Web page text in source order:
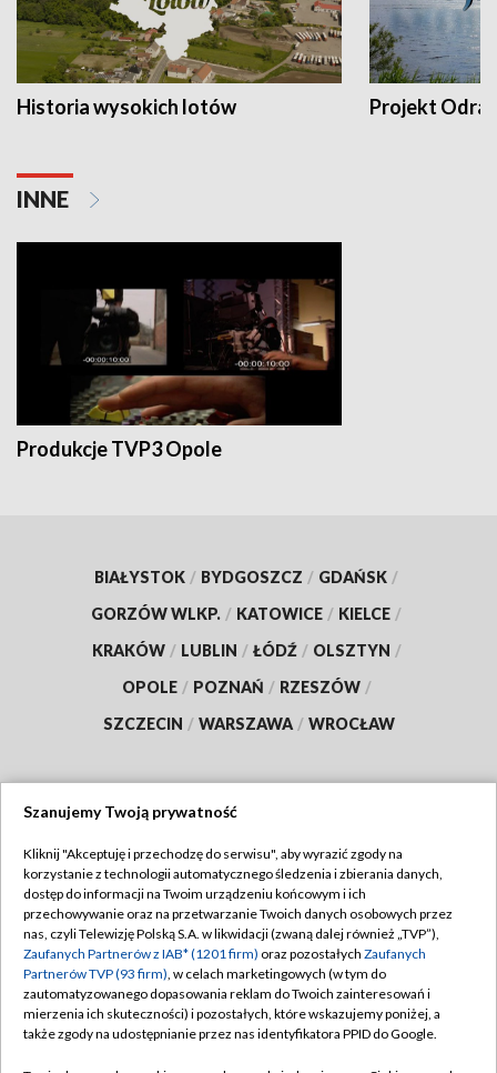
Historia wysokich lotów Projekt Odra
INNE
Produkcje TVP3 Opole
BIAŁYSTOK / BYDGOSZCZ / GDAŃSK /
GORZÓW WLKP. / KATOWICE / KIELCE /
KRAKÓW / LUBLIN / ŁÓDŹ / OLSZTYN /
OPOLE / POZNAŃ / RZESZÓW /
SZCZECIN / WARSZAWA / WROCŁAW
TVP
Abonament TVP
Emisja w TVP
Centrum informacji TVP
Naziemna Telewizja Cyfrowa
Regulamin TVP
Polityka prywatności
Moje zgody
Pomoc
Szanujemy Twoją prywatność
Kliknij "Akceptuję i przechodzę do serwisu", aby wyrazić zgody na
korzystanie z technologii automatycznego śledzenia i zbierania danych,
dostęp do informacji na Twoim urządzeniu końcowym i ich
przechowywanie oraz na przetwarzanie Twoich danych osobowych przez
nas, czyli Telewizję Polską S.A. w likwidacji (zwaną dalej również „TVP”),
Zaufanych Partnerów z IAB* (1201 firm) oraz pozostałych Zaufanych
Partnerów TVP (93 firm), w celach marketingowych (w tym do
zautomatyzowanego dopasowania reklam do Twoich zainteresowań i
mierzenia ich skuteczności) i pozostałych, które wskazujemy poniżej, a
także zgody na udostępnianie przez nas identyfikatora PPID do Google.